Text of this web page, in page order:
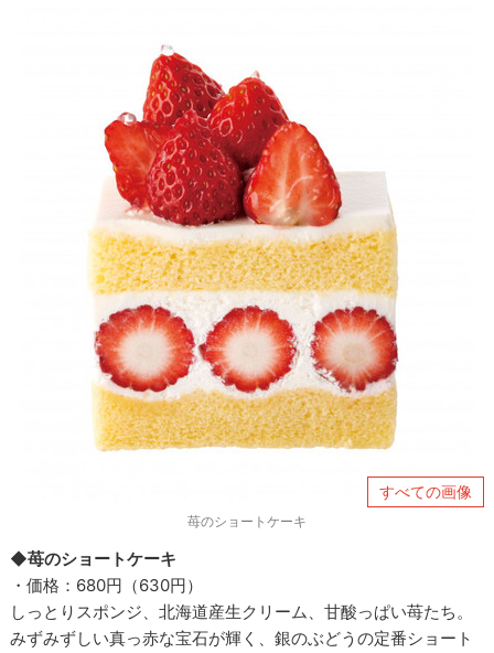
すべての画像
苺のショートケーキ
◆苺のショートケーキ
・価格：680円（630円）
しっとりスポンジ、北海道産生クリーム、甘酸っぱい苺たち。
みずみずしい真っ赤な宝石が輝く、銀のぶどうの定番ショート